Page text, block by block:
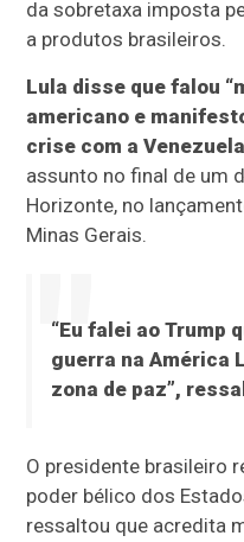
da sobretaxa imposta
a produtos brasileiros.
Lula disse que falou
americano e
crise com a
assunto no final de um
Horizonte, no
Minas Gerais.
“Eu falei ao Trump
guerra na América
zona de paz”,
O presidente brasileiro
poder bélico dos
ressaltou que acredita